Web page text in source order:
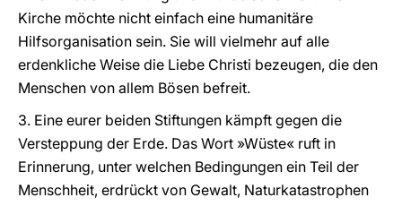
Kirche möchte nicht einfach eine humanitäre
Hilfsorganisation sein. Sie will vielmehr auf alle
erdenkliche Weise die Liebe Christi bezeugen, die den
Menschen von allem Bösen befreit.
3. Eine eurer beiden Stiftungen kämpft gegen die
Versteppung der Erde. Das Wort »Wüste« ruft in
Erinnerung, unter welchen Bedingungen ein Teil der
Menschheit, erdrückt von Gewalt, Naturkatastrophen